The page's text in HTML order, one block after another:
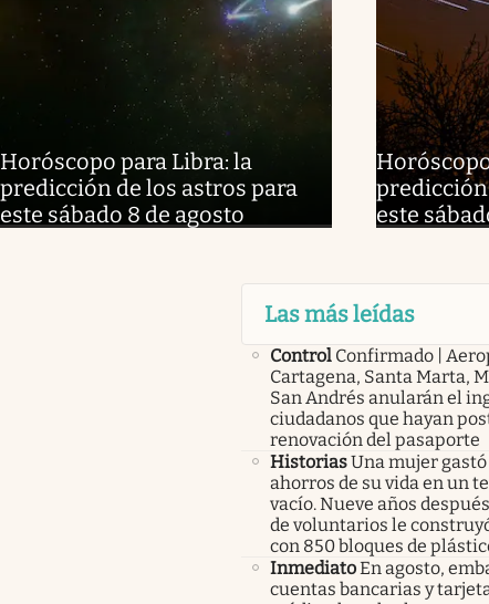
Horóscopo para Libra: la
predicción de los astros para
este sábado 8 de agosto
este
Las más leídas
Control Confirmado |
Cartagena, Santa Marta,
San Andrés anularán el
ciudadanos que hayan
renovación del pasaporte
HistoriasUna mujer gastó
ahorros de su vida en un
vacío. Nueve años
de voluntarios le
con 850 bloques de
InmediatoEn agosto,
cuentas bancarias y